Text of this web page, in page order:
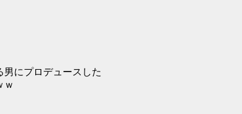
にプロデュースした
ｗ